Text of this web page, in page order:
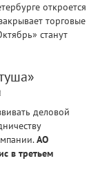
откроется
торговые
станут
деловой
АО
в третьем